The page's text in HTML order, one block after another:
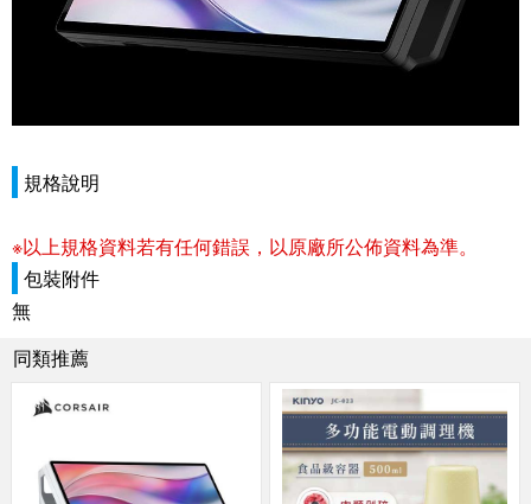
規格說明
※以上規格資料若有任何錯誤，以原廠所公佈資料為準。
包裝附件
無
同類推薦